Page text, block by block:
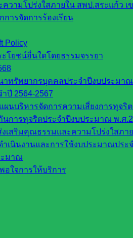
วามโปร่งใสภายใน สพป.สระแก้ว เ
ารจัดการร้องเรียน
Policy
โยชน์อื่นใดโดยธรรมจรรยา
ทรัพยากรบุคคลประจำปีงบประมาณ
ปี 2564-2567
ผนบริหารจัดการความเสี่ยงการทุจ
นการทุจริตประจำปีงบประมาณ พ.ศ
งเสริมคุณธรรมและความโปร่งใสภ
เนินงานและการใช้งบประมาณประ
ะมาณ
อใจการให้บริการ
า
พื้น